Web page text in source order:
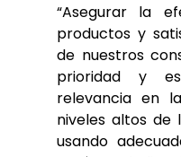
“Asegurar la
productos y
de nuestros
prioridad y
relevancia en
niveles altos de
usando